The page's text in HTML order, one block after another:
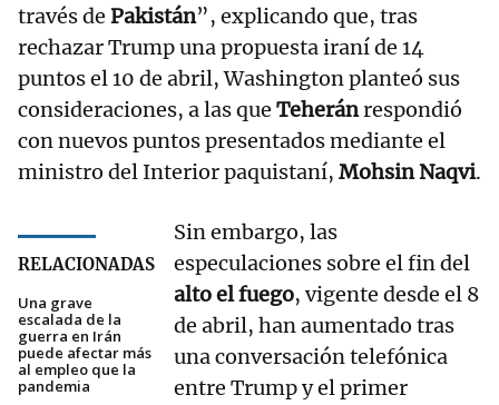
través de Pakistán”, explicando que, tras
rechazar Trump una propuesta iraní de 14
puntos el 10 de abril, Washington planteó sus
consideraciones, a las que Teheránrespondió
con nuevos puntos presentados mediante el
ministro del Interior paquistaní, Mohsin Naqvi.
RELACIONADAS
Una grave
escalada de la
guerra en Irán
puede afectar más
al empleo que la
pandemia
Sin embargo, las
especulaciones sobre el fin del
alto el fuego, vigente desde el 8
de abril, han aumentado tras
una conversación telefónica
entre Trump y el primer